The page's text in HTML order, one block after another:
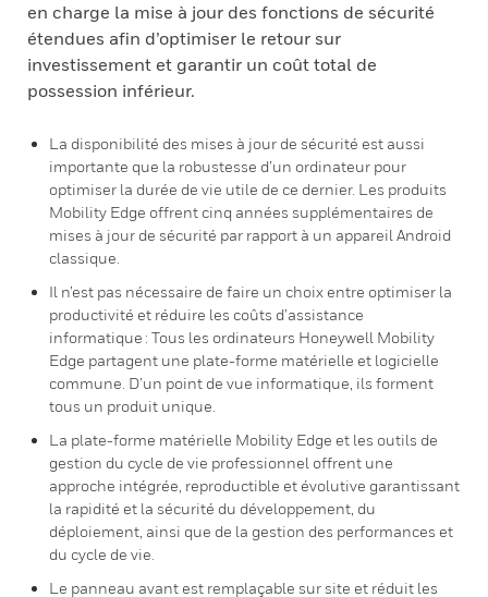
en charge la mise à jour des fonctions de sécurité
étendues afin d’optimiser le retour sur
investissement et garantir un coût total de
possession inférieur.
La disponibilité des mises à jour de sécurité est aussi
importante que la robustesse d’un ordinateur pour
optimiser la durée de vie utile de ce dernier. Les produits
Mobility Edge offrent cinq années supplémentaires de
mises à jour de sécurité par rapport à un appareil Android
classique.
Il n’est pas nécessaire de faire un choix entre optimiser la
productivité et réduire les coûts d’assistance
informatique : Tous les ordinateurs Honeywell Mobility
Edge partagent une plate-forme matérielle et logicielle
commune. D’un point de vue informatique, ils forment
tous un produit unique.
La plate-forme matérielle Mobility Edge et les outils de
gestion du cycle de vie professionnel offrent une
approche intégrée, reproductible et évolutive garantissant
la rapidité et la sécurité du développement, du
déploiement, ainsi que de la gestion des performances et
du cycle de vie.
Le panneau avant est remplaçable sur site et réduit les